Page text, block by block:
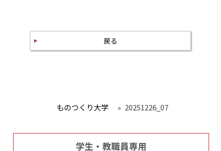
戻る
ものつくり大学 » 20251226_07